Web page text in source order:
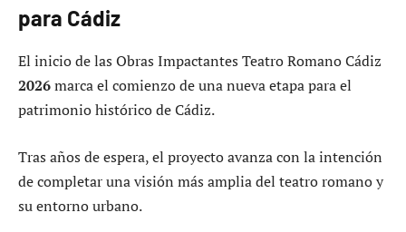
para Cádiz
El inicio de las Obras Impactantes Teatro Romano Cádiz
2026marca el comienzo de una nueva etapa para el
patrimonio histórico de Cádiz.
Tras años de espera, el proyecto avanza con la intención
de completar una visión más amplia del teatro romano y
su entorno urbano.